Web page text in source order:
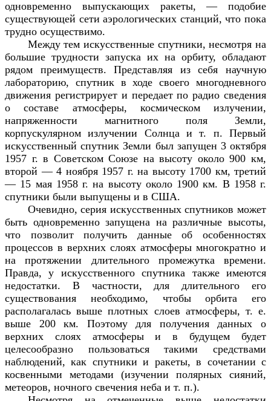
одновременно выпускающих ракеты, — подобие
существующей сети аэрологических станций, что пока
трудно осуществимо.
Между тем искусственные спутники, несмотря на
большие трудности запуска их на орбиту, обладают
рядом преимуществ. Представляя из себя научную
лабораторию, спутник в ходе своего многодневного
движения регистрирует и передает по радио сведения
о составе атмосферы, космическом излучении,
напряженности магнитного поля Земли,
корпускулярном излучении Солнца и т. п. Первый
искусственный спутник Земли был запущен 3 октября
1957 г. в Советском Союзе на высоту около 900 км,
второй — 4 ноября 1957 г. на высоту 1700 км, третий
— 15 мая 1958 г. на высоту около 1900 км. В 1958 г.
спутники были выпущены и в США.
Очевидно, серия искусственных спутников может
быть одновременно запущена на различные высоты,
что позволит получить данные об особенностях
процессов в верхних слоях атмосферы многократно и
на протяжении длительного промежутка времени.
Правда, у искусственного спутника также имеются
недостатки. В частности, для длительного его
существования необходимо, чтобы орбита его
располагалась выше плотных слоев атмосферы, т. е.
выше 200 км. Поэтому для получения данных о
верхних слоях атмосферы и в будущем будет
целесообразно пользоваться такими средствами
наблюдений, как спутники и ракеты, в сочетании с
косвенными методами (изучении полярных сияний,
метеоров, ночного свечения неба и т. п.).